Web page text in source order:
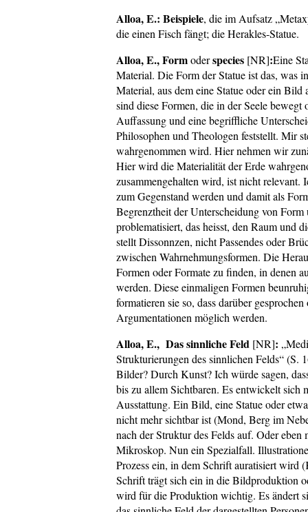
Alloa, E.: Beispiele, die im Aufsatz
die einen Fisch fängt; die Herakles-Statue.
Alloa, E., Formoderspecies [NR]:Eine
Material. Die Form der Statue ist das, was
Material, aus dem eine Statue oder ein
sind diese Formen, die in der Seele
Auffassung und eine begriffliche
Philosophen und Theologen feststellt. Mir
wahrgenommen wird. Hier nehmen wir
Hier wird die Materialität der Erde
zusammengehalten wird, ist nicht relevant.
zum Gegenstand werden und damit als
Begrenztheit der Unterscheidung von
problematisiert, das heisst, den Raum und
stellt Dissonnzen, nicht Passendes oder
zwischen Wahrnehmungsformen. Die
Formen oder Formate zu finden, in denen
werden. Diese einmaligen Formen
formatieren sie so, dass darüber
Argumentationen möglich werden.
Alloa, E., Das sinnliche Feld [NR]:
Strukturierungen des sinnlichen Felds“
Bilder? Durch Kunst? Ich würde sagen,
bis zu allem Sichtbaren. Es entwickelt
Ausstattung. Ein Bild, eine Statue oder
nicht mehr sichtbar ist (Mond, Berg im
nach der Struktur des Felds auf. Oder
Mikroskop. Nun ein Spezialfall.
Prozess ein, in dem Schrift auratisiert wird
Schrift trägt sich ein in die Bildproduktion
wird für die Produktion wichtig. Es ändert